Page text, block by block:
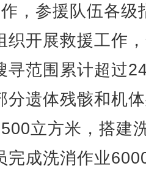
，参援队伍各级
织开展救援工作
寻范围累计超过
分遗体残骸和机
立方米，搭建
完成洗消作业